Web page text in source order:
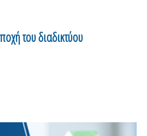
του διαδικτύου